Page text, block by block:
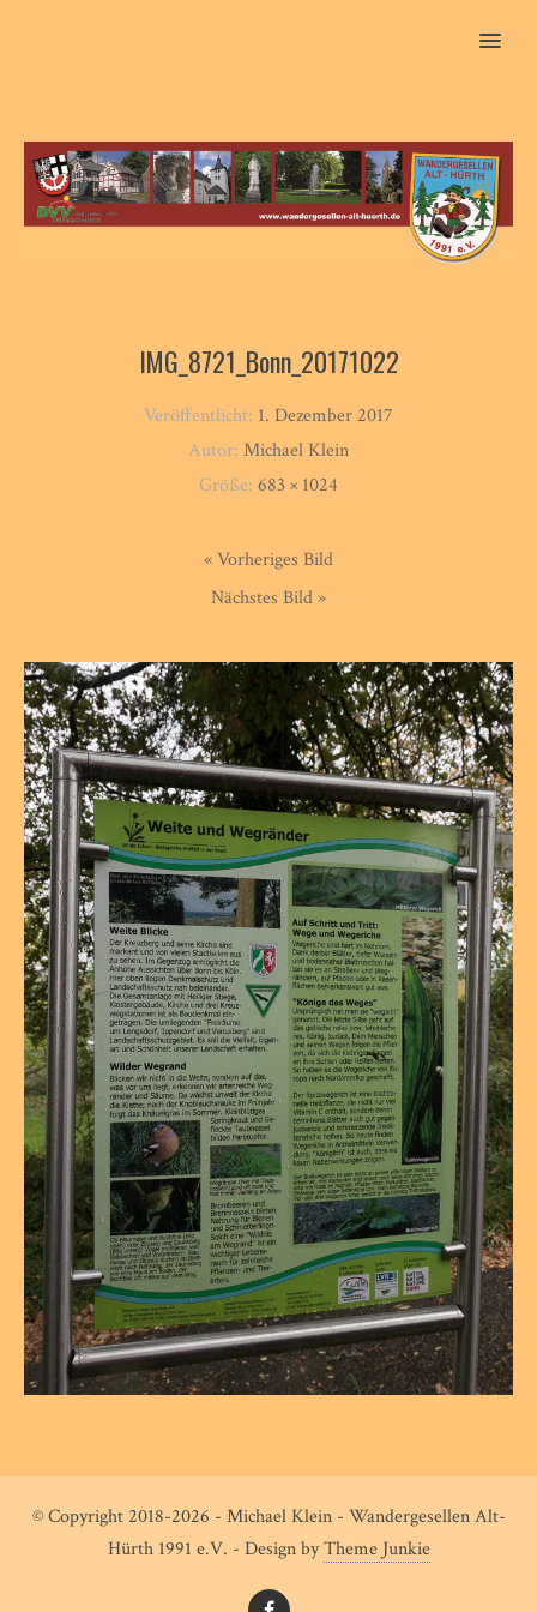
MENU
IMG_8721_Bonn_20171022
Veröffentlicht: 1. Dezember 2017
Autor: Michael Klein
Größe: 683 × 1024
« Vorheriges Bild
Nächstes Bild »
© Copyright 2018-2026 - Michael Klein - Wandergesellen Alt-
Hürth 1991 e.V. - Design byTheme Junkie